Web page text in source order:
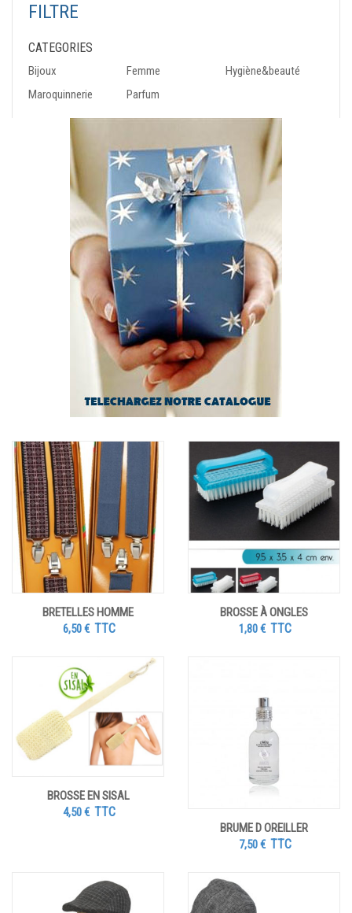
FILTRE
CATEGORIES
Bijoux Femme
Hygiène&beauté
Maroquinnerie
Parfum
BRETELLES HOMME
6,50€ TTC
BROSSE À ONGLES
1,80€ TTC
BROSSE EN SISAL
4,50€ TTC
BRUME D OREILLER
7,50€ TTC